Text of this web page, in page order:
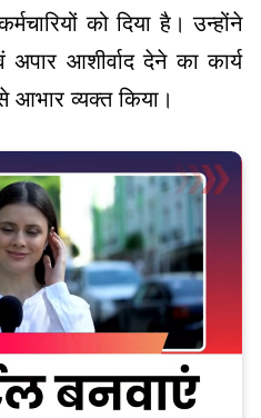
को दिया है। उन्होंने
आशीर्वाद देने का कार्य
व्यक्त किया।